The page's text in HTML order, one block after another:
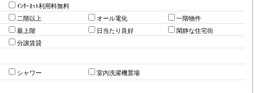
ｲﾝﾀｰﾈｯﾄ利用料無料
二階以上 オール電化
一階物件
最上階 日当たり良好
閑静な住宅街
分譲賃貸
シャワー 室内洗濯機置場